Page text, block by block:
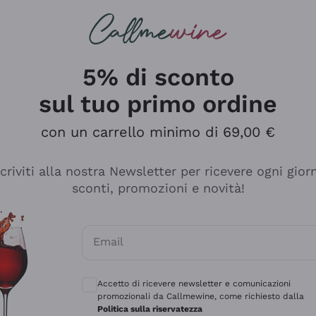
è male ma secondo me ci sono alternative che
5% di sconto
sul tuo primo ordine
con un carrello minimo di 69,00 €
alla nostra Newsletter per ricevere ogni
sconti, promozioni e novità!
Email
Accetto di ricevere newsletter e comunicazioni
promozionali da Callmewine, come richiesto dalla
Politica sulla riservatezza